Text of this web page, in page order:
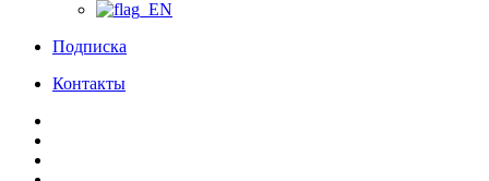
Подписка
Контакты